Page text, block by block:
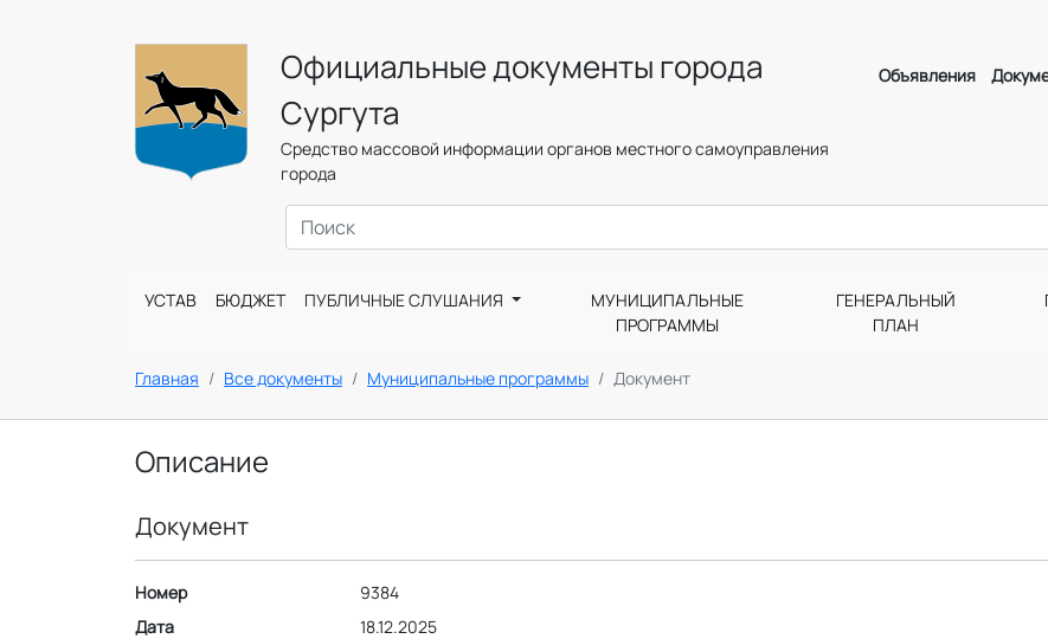
Официальные документы города
Сургута
Средство массовой информации органов местного самоуправления
города
Объявления
УСТАВ БЮДЖЕТ ПУБЛИЧНЫЕ СЛУШАНИЯ
МУНИЦИПАЛЬНЫЕ
ПРОГРАММЫ
ГЕНЕРАЛЬНЫЙ
ПЛАН
Главная Все документы Муниципальные программы Документ
Описание
Документ
Номер
9384
Дата
18.12.2025